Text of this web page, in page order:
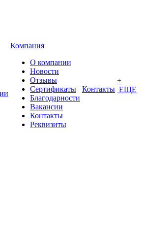
Компания
О компании
Новости
Отзывы
Сертификаты
Благодарности
Вакансии
Контакты
Реквизиты
Контакты
+
ЕЩЕ